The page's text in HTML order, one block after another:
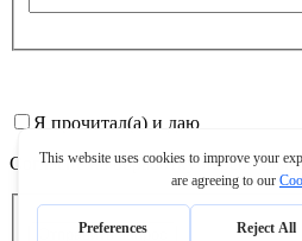
Я прочитал(а) и даю
Согласие на обработку
Отправить запрос